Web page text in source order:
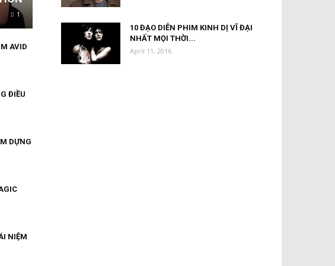
1
AVID
ĐIỀU
DỰNG
NIỆM
10 ĐẠO DIỄN PHIM KINH DỊ VĨ ĐẠI
NHẤT MỌI THỜI...
April 11, 2016